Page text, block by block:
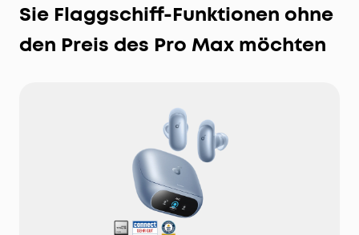
Sie Flaggschiff-Funktionen ohne
den Preis des Pro Max möchten